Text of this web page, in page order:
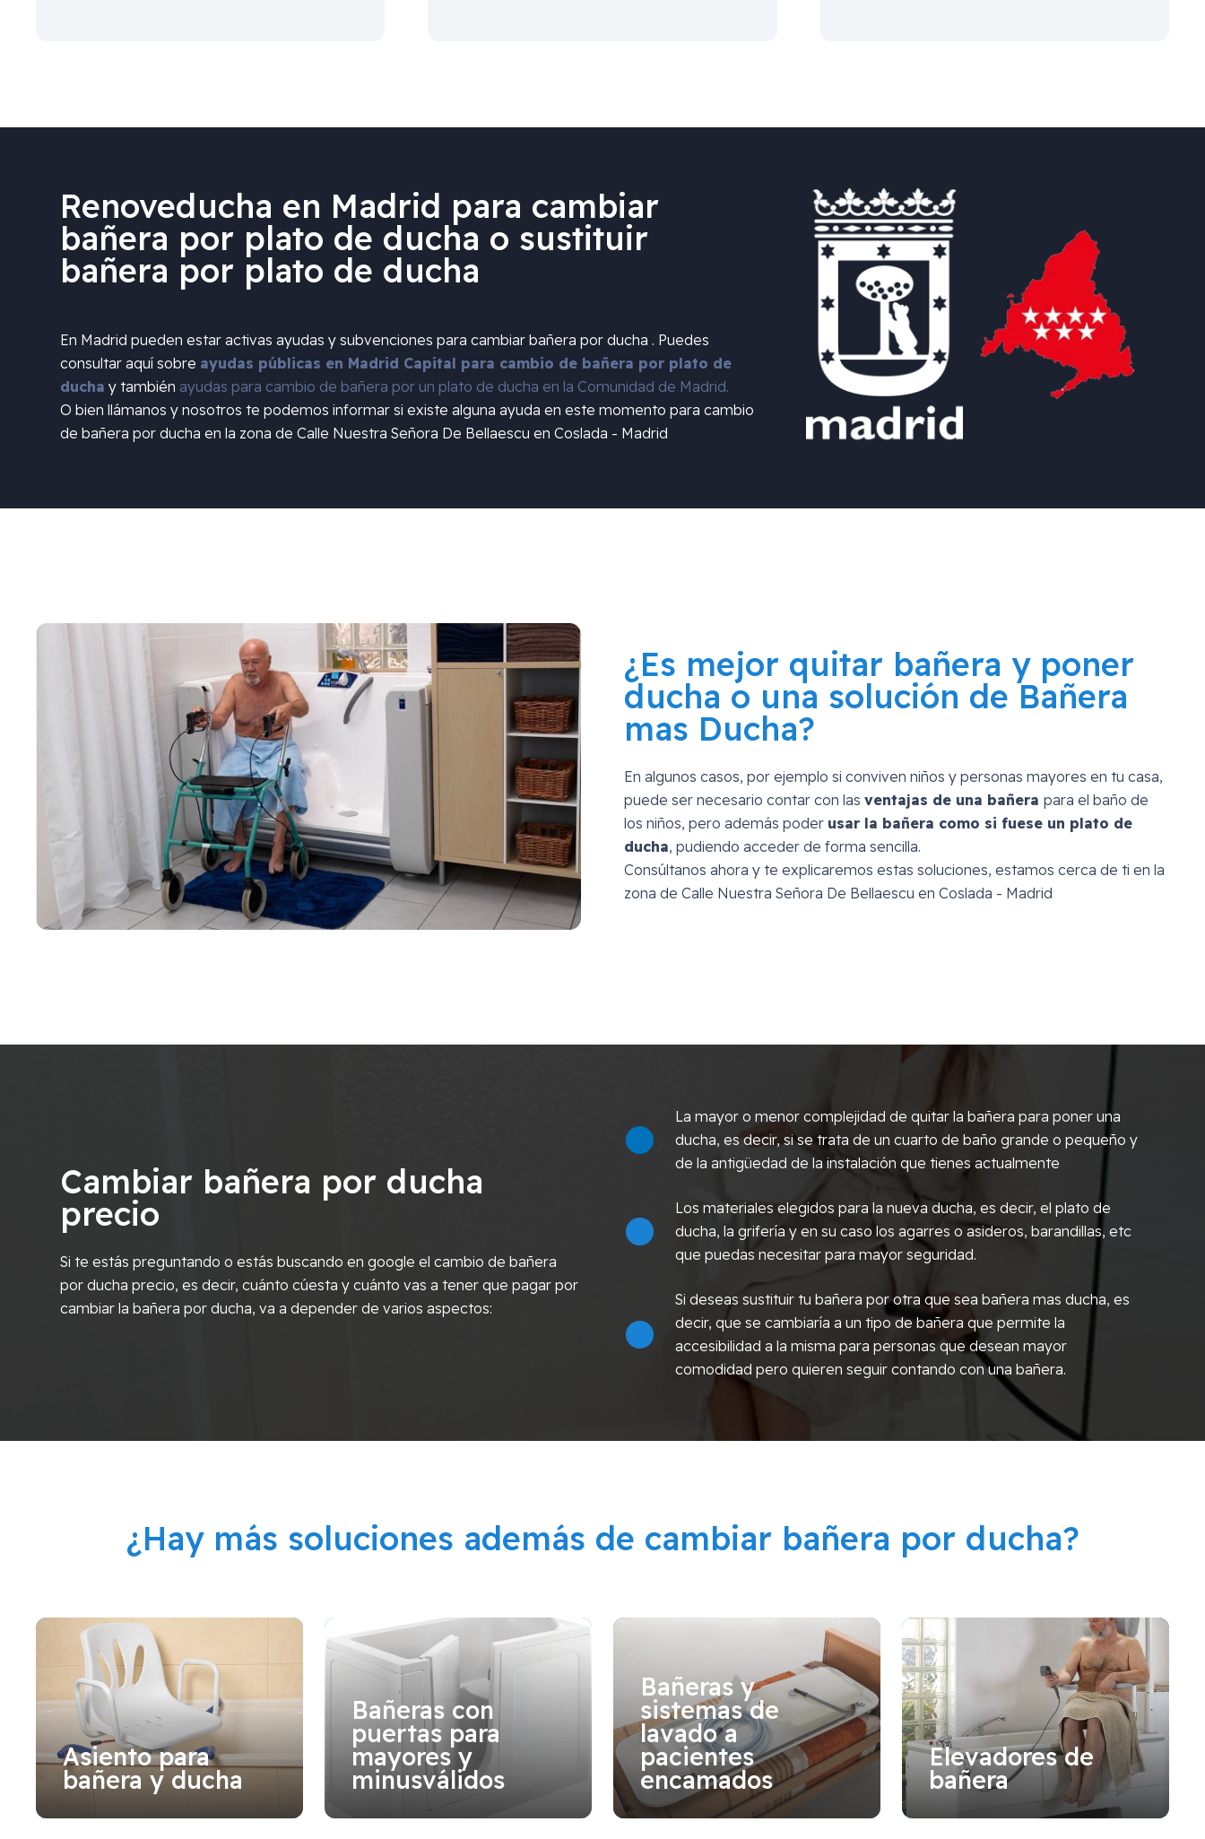
Renoveducha en Madrid para cambiar
bañera por plato de ducha o sustituir
bañera por plato de ducha
En Madrid pueden estar activas ayudas y subvenciones para cambiar bañera por ducha . Puedes
consultar aquí sobre ayudas públicas en Madrid Capital para cambio de bañera por plato de
ducha y también ayudas para cambio de bañera por un plato de ducha en la Comunidad de Madrid.
O bien llámanos y nosotros te podemos informar si existe alguna ayuda en este momento para cambio
de bañera por ducha en la zona deCalle Nuestra Señora De Bellaescu en Coslada - Madrid
¿Es mejor quitar bañera y poner
ducha o una solución de Bañera
mas Ducha?
En algunos casos, por ejemplo si conviven niños y personas mayores en tu casa,
puede ser necesario contar con las ventajas de una bañera para el baño de
los niños, pero además poder usar la bañera como si fuese un plato de
ducha, pudiendo acceder de forma sencilla.
Consúltanos ahora y te explicaremos estas soluciones, estamos cerca de ti en la
zona de Calle Nuestra Señora De Bellaescu en Coslada - Madrid
Cambiar bañera por ducha
precio
Si te estás preguntando o estás buscando en google el cambio de bañera
por ducha precio, es decir, cuánto cúesta y cuánto vas a tener que pagar por
cambiar la bañera por ducha, va a depender de varios aspectos:
La mayor o menor complejidad de quitar la bañera para poner una
ducha, es decir, si se trata de un cuarto de baño grande o pequeño y
de la antigüedad de la instalación que tienes actualmente
Los materiales elegidos para la nueva ducha, es decir, el plato de
ducha, la grifería y en su caso los agarres o asideros, barandillas, etc
que puedas necesitar para mayor seguridad.
Si deseas sustituir tu bañera por otra que sea bañera mas ducha, es
decir, que se cambiaría a un tipo de bañera que permite la
accesibilidad a la misma para personas que desean mayor
comodidad pero quieren seguir contando con una bañera.
¿Hay más soluciones además de cambiar bañera por ducha?
Asiento para
bañera y ducha
Bañeras con
puertas para
mayores y
minusválidos
Bañeras y
sistemas de
lavado a
pacientes
encamados
Elevadores de
bañera